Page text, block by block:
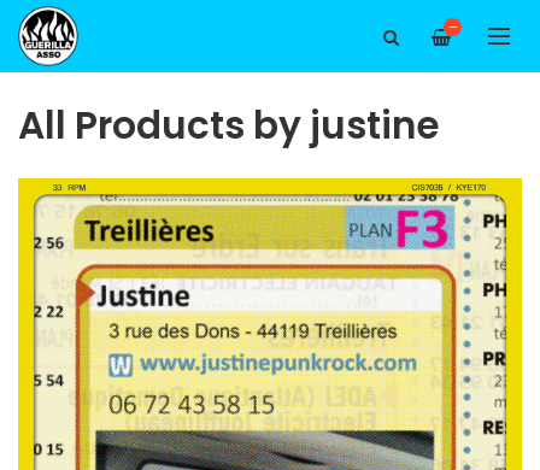
—
All Products by justine